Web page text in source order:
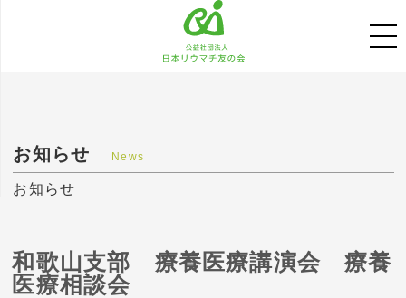
お知らせ News
お知らせ
和歌山支部 療養医療講演会 療養
医療相談会